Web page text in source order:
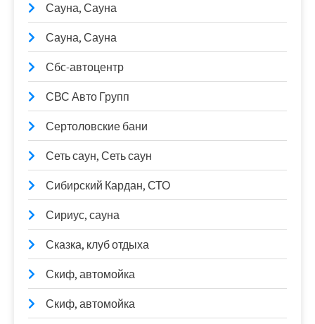
Сауна, Сауна
Сауна, Сауна
Сбс-автоцентр
СВС Авто Групп
Сертоловские бани
Сеть саун, Сеть саун
Сибирский Кардан, СТО
Сириус, сауна
Сказка, клуб отдыха
Скиф, автомойка
Скиф, автомойка